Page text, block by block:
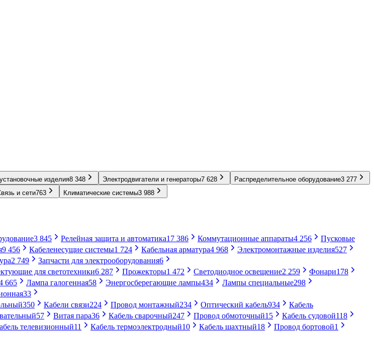
изделия8 348 Электродвигатели и генераторы7 628 Распределительное оборудование3 277
и сети763 Климатические системы3 988
3 845 Релейная защита и автоматика17 386 Коммутационные аппараты4 256
Пусковые
9 456 Кабеленесущие системы1 724 Кабельная арматура4 968 Электромонтажные изделия527
2 749 Запчасти для электрооборудования6
для светотехники6 287 Прожекторы1 472 Светодиодное освещение2 259 Фонари178
665 Лампа галогенная58 Энергосберегающие лампы434 Лампы специальные298
33
350 Кабели связи224 Провод монтажный234 Оптический кабель934
Кабель
57 Витая пара36 Кабель сварочный247 Провод обмоточный15 Кабель судовой118
телевизионный11 Кабель термоэлектродный10 Кабель шахтный18 Провод бортовой1